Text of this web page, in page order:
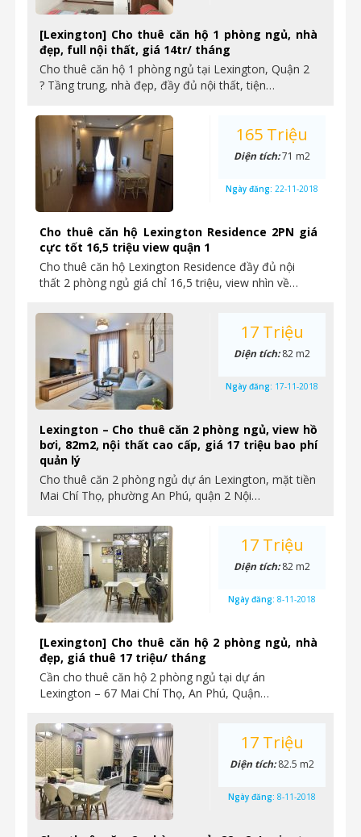
[Lexington] Cho thuê căn hộ 1 phòng ngủ, nhà
đẹp, full nội thất, giá 14tr/ tháng
Cho thuê căn hộ 1 phòng ngủ tại Lexington, Quận 2
? Tầng trung, nhà đẹp, đầy đủ nội thất, tiện…
Cho thuê căn hộ Lexington Residence 2PN giá
cực tốt 16,5 triệu view quận 1
Cho thuê căn hộ Lexington Residence đầy đủ nội
thất 2 phòng ngủ giá chỉ 16,5 triệu, view nhìn về…
165 Triệu
Diện tích:71 m2
Ngày đăng: 22-11-2018
Lexington – Cho thuê căn 2 phòng ngủ, view hồ
bơi, 82m2, nội thất cao cấp, giá 17 triệu bao phí
quản lý
Cho thuê căn 2 phòng ngủ dự án Lexington, mặt tiền
Mai Chí Thọ, phường An Phú, quận 2 Nội…
17 Triệu
Diện tích:82 m2
Ngày đăng: 17-11-2018
[Lexington] Cho thuê căn hộ 2 phòng ngủ, nhà
đẹp, giá thuê 17 triệu/ tháng
Cần cho thuê căn hộ 2 phòng ngủ tại dự án
Lexington – 67 Mai Chí Thọ, An Phú, Quận…
17 Triệu
Diện tích:82 m2
Ngày đăng: 8-11-2018
17 Triệu
Diện tích:82.5 m2
Ngày đăng: 8-11-2018